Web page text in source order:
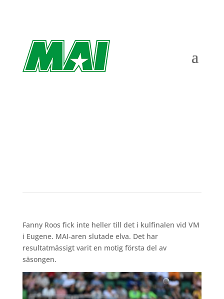
Fanny Roos fick inte heller till det i kulfinalen vid VM
i Eugene. MAI-aren slutade elva. Det har
resultatmässigt varit en motig första del av
säsongen.